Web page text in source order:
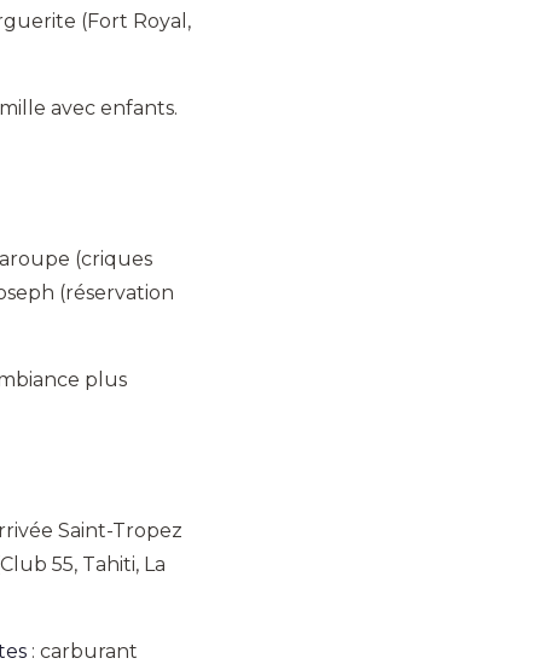
(Fort Royal,
avec enfants.
(criques
(réservation
plus
Saint-Tropez
55, Tahiti, La
: carburant